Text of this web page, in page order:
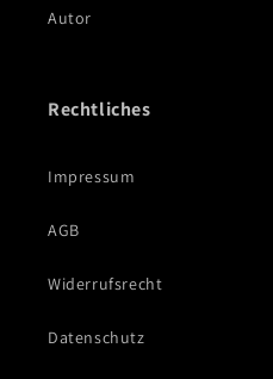
Autor
Rechtliches
Impressum
AGB
Widerrufsrecht
Datenschutz